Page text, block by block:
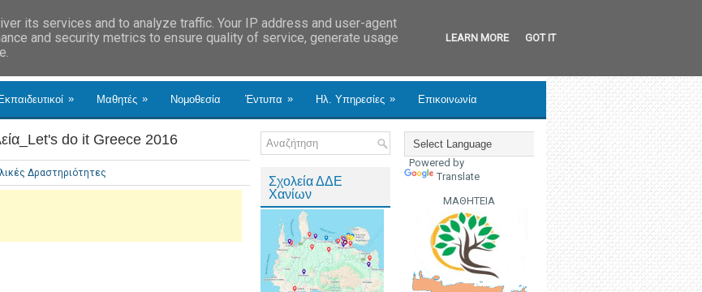
Εκπαιδευτικοί » Μαθητές » Νομοθεσία Έντυπα » Ηλ. Υπηρεσίες » Επικοινωνία
do it Greece 2016
Δραστηριότητες
Σχολεία ΔΔΕ
Χανίων
Powered by
Translate
ΜΑΘΗΤΕΙΑ
its services and to analyze traffic. Your IP address and user-agent
and security metrics to ensure quality of service, generate usage
LEARN MORE GOT IT